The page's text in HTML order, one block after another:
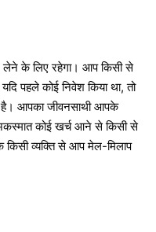
के लिए रहेगा। आप किसी से
पहले कोई निवेश किया था, तो
आपका जीवनसाथी आपके
कोई खर्च आने से किसी से
व्यक्ति से आप मेल-मिलाप